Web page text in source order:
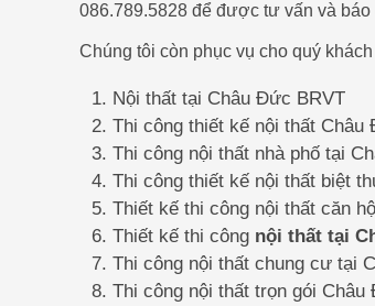
086.789.5828 để được tư vấn và báo
Chúng tôi còn phục vụ cho quý
Nội thất tại Châu Đức BRVT
Thi công thiết kế nội thất Châu
Thi công nội thất nhà phố tại
Thi công thiết kế nội thất biệt
Thiết kế thi công nội thất căn
Thiết kế thi công nội thất tại
Thi công nội thất chung cư tại
Thi công nội thất trọn gói Châu